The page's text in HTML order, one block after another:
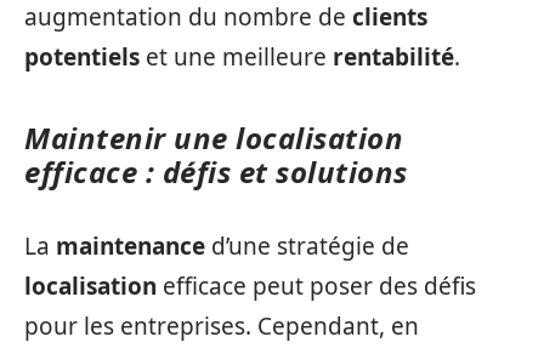
augmentation du nombre de clients
potentiels et une meilleure rentabilité.
Maintenir une localisation
efficace : défis et solutions
La maintenance d’une stratégie de
localisation efficace peut poser des défis
pour les entreprises. Cependant, en